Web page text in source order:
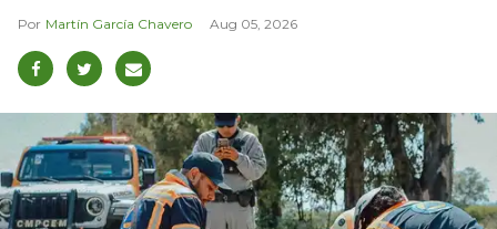
Martín García Chavero Aug 05, 2026